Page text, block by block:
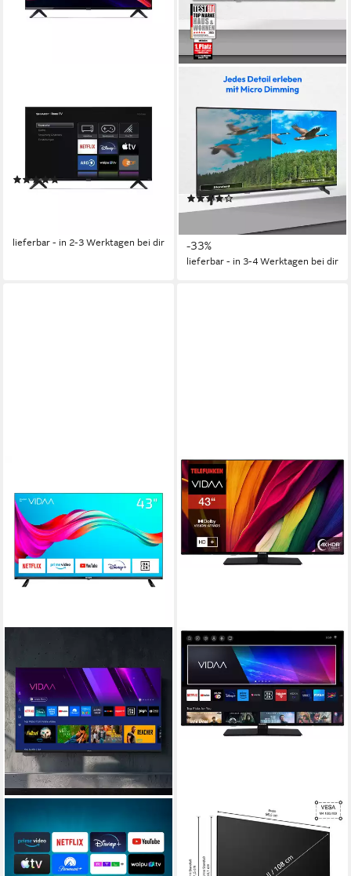
108 cm/43 Zoll Diagonale
Bildschirmtechnologie
Auflösung
(4)
lieferbar - in 2-3 Werktagen bei dir
MEDION®
Fernseher
100.3 cm/40 Zoll Diagonale
LED LCD Bildschirmtechnologie
1080p Full HD Auflösung
Produktdatenblatt
(19)
ab 199,95 €
mtl. in 12 Raten
-33%
lieferbar - in 3-4 Werktagen bei dir
SMART 43 VX LED-
Fernseher
108 cm/43 Zoll Diagonale
TELEFUNKEN
XU43VP750M LCD-LED
108 cm/43 Zoll Diagonale